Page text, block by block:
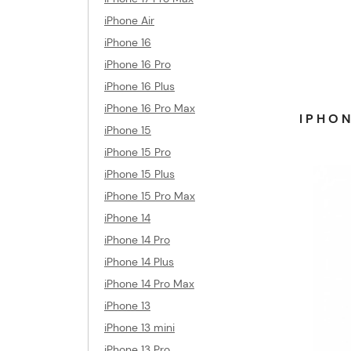
iPhone Air
iPhone 16
iPhone 16 Pro
iPhone 16 Plus
iPhone 16 Pro Max
iPhone 15
iPhone 15 Pro
iPhone 15 Plus
iPhone 15 Pro Max
iPhone 14
iPhone 14 Pro
iPhone 14 Plus
iPhone 14 Pro Max
iPhone 13
iPhone 13 mini